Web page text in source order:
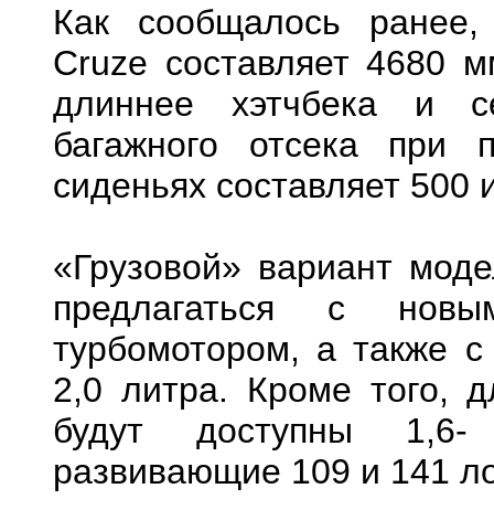
Как сообщалось ранее,
Cruze составляет 4680
длиннее хэтчбека и
багажного отсека при
сиденьях составляет 500
«Грузовой» вариант
предлагаться с
турбомотором, а также
2,0 литра. Кроме того,
будут доступны 1,6-
развивающие 109 и 141